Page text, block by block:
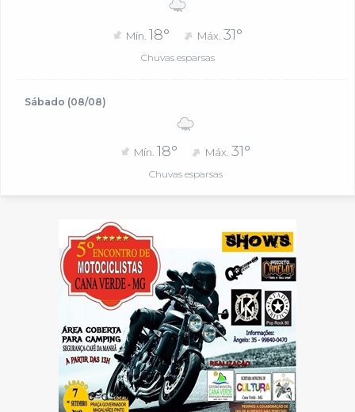
Mín. 18° Máx. 31°
Chuvas esparsas
Sábado (08/08)
Mín. 18° Máx.31°
Chuvas esparsas